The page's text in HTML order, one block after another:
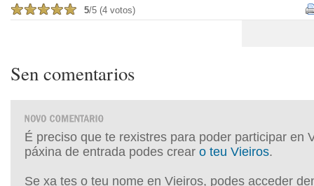
5/5 (4 votos)
Sen comentarios
É preciso que te rexistres para poder participar en
páxina de entrada podes crear o teu Vieiros.
Se xa tes o teu nome en Vieiros, podes acceder